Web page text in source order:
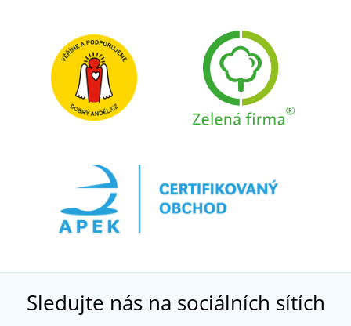
Sledujte nás na sociálních sítích